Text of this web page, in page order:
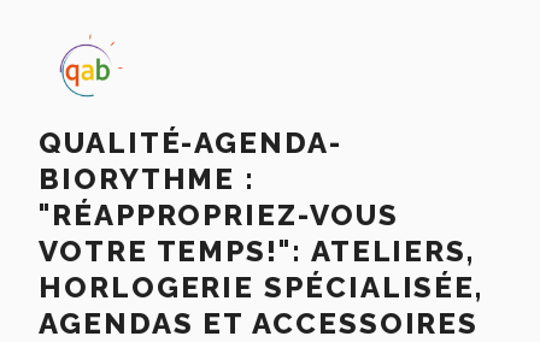
QUALITÉ-AGENDA-
BIORYTHME :
"RÉAPPROPRIEZ-VOUS
VOTRE TEMPS!": ATELIERS,
HORLOGERIE SPÉCIALISÉE,
AGENDAS ET ACCESSOIRES